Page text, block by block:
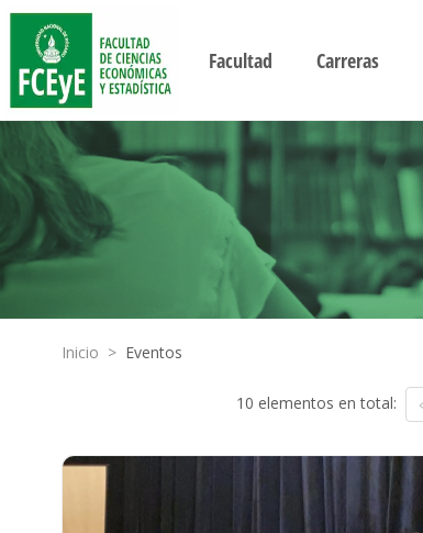
Facultad Carreras
Inicio > Eventos
10 elementos en total: